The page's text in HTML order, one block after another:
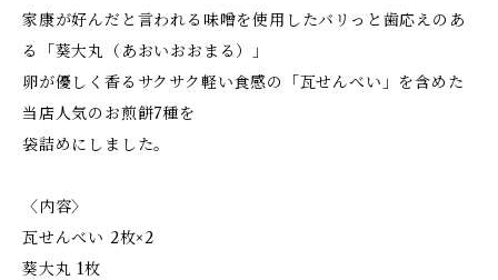
家康が好んだと言われる味噌を使用したバリっと歯応えのあ
る「葵大丸（あおいおおまる）」
卵が優しく香るサクサク軽い食感の「瓦せんべい」を含めた
当店人気のお煎餅7種を
袋詰めにしました。
〈内容〉
瓦せんべい 2枚×2
葵大丸 1枚